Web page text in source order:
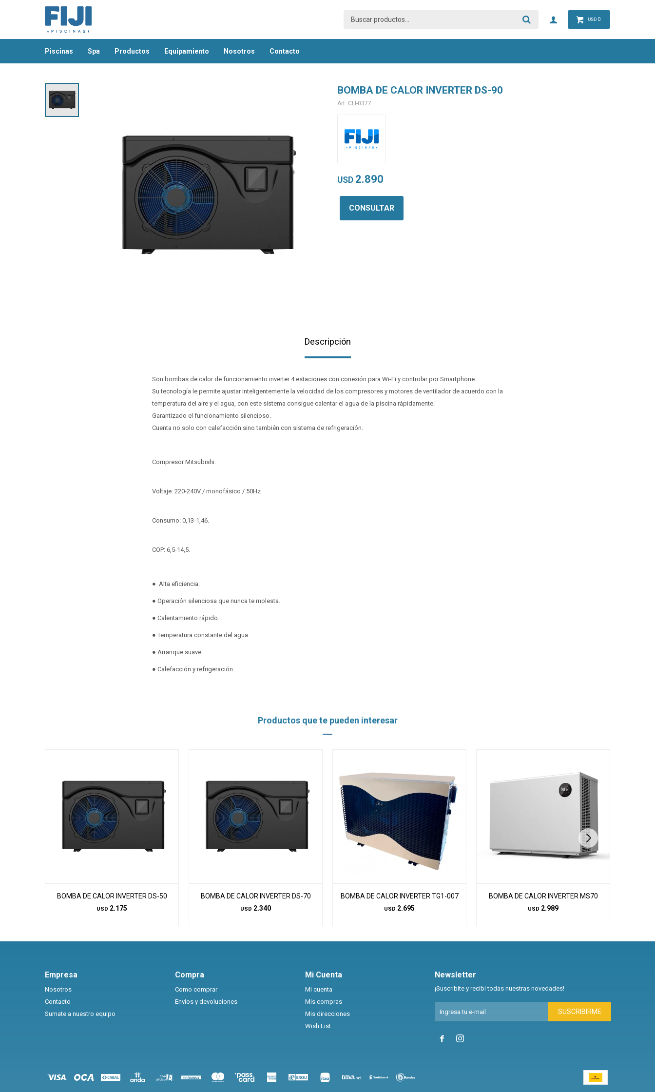
piscinas spa productos equipamiento nosotros contacto
USD 0
BOMBA DE CALOR INVERTER DS-90
CLI-0377
USD 2.890
CONSULTAR
Descripción
Son bombas de calor de funcionamiento inverter 4 estaciones con conexión para Wi-Fi y controlar por Smartphone.
Su tecnología le permite ajustar inteligentemente la velocidad de los compresores y motores de ventilador de acuerdo con la
temperatura del aire y el agua, con este sistema consigue calentar el agua de la piscina rápidamente.
Garantizado el funcionamiento silencioso.
Cuenta no solo con calefacción sino también con sistema de refrigeración.
Compresor Mitsubishi.
Voltaje: 220-240V / monofásico / 50Hz
Consumo: 0,13-1,46.
COP: 6,5-14,5.
● Alta eficiencia.
● Operación silenciosa que nunca te molesta.
● Calentamiento rápido.
● Temperatura constante del agua.
● Arranque suave.
● Calefacción y refrigeración.
Productos que te pueden interesar
BOMBA DE CALOR INVERTER DS-50
USD 2.175
BOMBA DE CALOR INVERTER DS-70
USD 2.340
BOMBA DE CALOR INVERTER TG1-007
USD 2.695
BOMBA DE CALOR INVERTER MS70
USD 2.989
Empresa
Nosotros
Contacto
Sumate a nuestro equipo
Compra
Como comprar
Envíos y devoluciones
Mi Cuenta
Mi cuenta
Mis compras
Mis direcciones
Wish List
Newsletter
¡Suscribite y recibí todas nuestras novedades!
SUSCRIBIRME
 